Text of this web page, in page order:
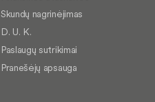
Skundų nagrinėjimas
D. U. K.
Paslaugų sutrikimai
Pranešėjų apsauga